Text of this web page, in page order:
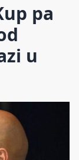
pa
u